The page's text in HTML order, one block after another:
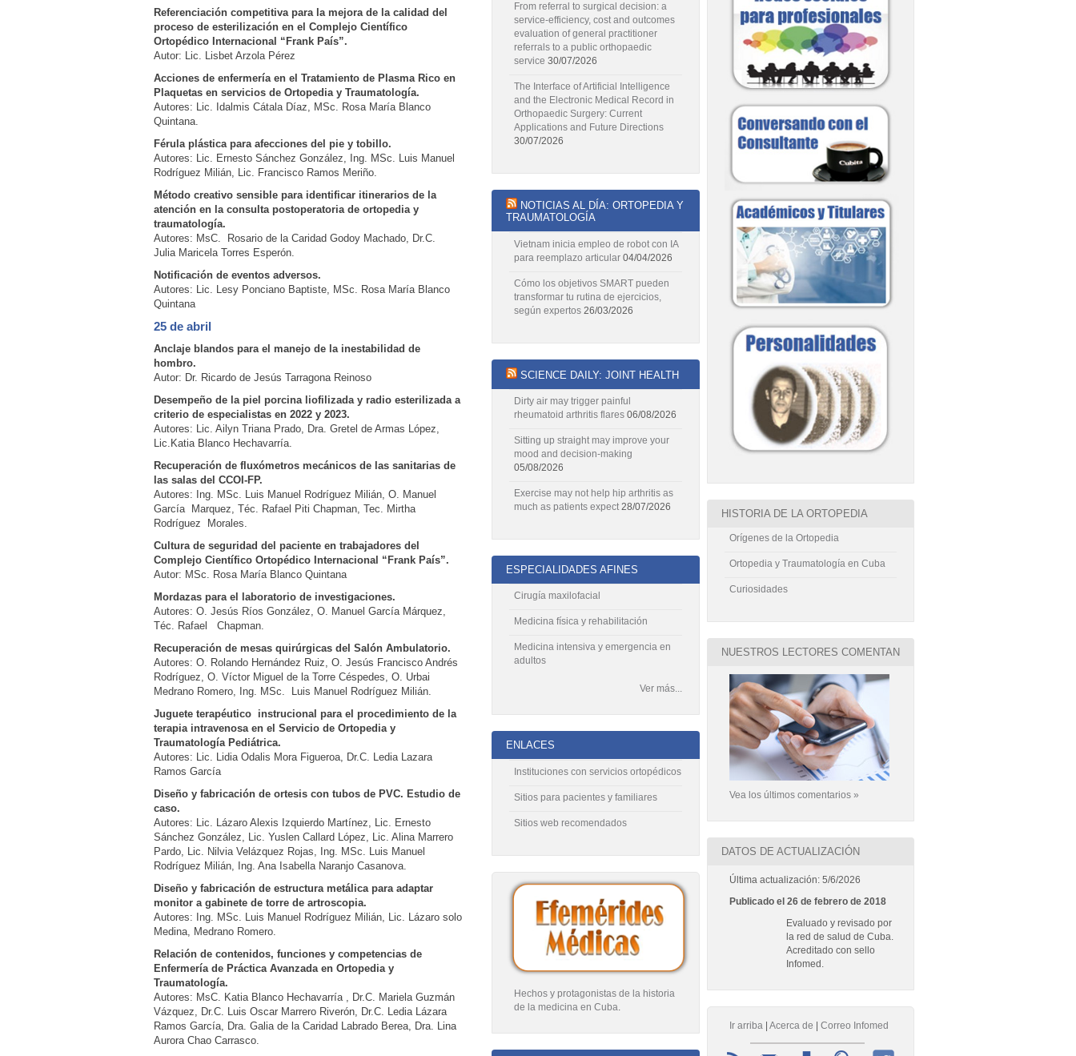
Referenciación competitiva para la mejora de la calidad del
proceso de esterilización en el Complejo Científico
Ortopédico Internacional “Frank País”.
Autor: Lic. Lisbet Arzola Pérez
Acciones de enfermería en el Tratamiento de Plasma Rico en
Plaquetas en servicios de Ortopedia y Traumatología.
Autores: Lic. Idalmis Cátala Díaz, MSc. Rosa María Blanco
Quintana.
Férula plástica para afecciones del pie y tobillo.
Autores: Lic. Ernesto Sánchez González, Ing. MSc. Luis Manuel
Rodríguez Milián, Lic. Francisco Ramos Meriño.
Método creativo sensible para identificar itinerarios de la
atención en la consulta postoperatoria de ortopedia y
traumatología.
Autores: MsC. Rosario de la Caridad Godoy Machado, Dr.C.
Julia Maricela Torres Esperón.
Notificación de eventos adversos.
Autores: Lic. Lesy Ponciano Baptiste, MSc. Rosa María Blanco
Quintana
25 de abril
Anclaje blandos para el manejo de la inestabilidad de
hombro.
Autor: Dr. Ricardo de Jesús Tarragona Reinoso
Desempeño de la piel porcina liofilizada y radio esterilizada a
criterio de especialistas en 2022 y 2023.
Autores: Lic. Ailyn Triana Prado, Dra. Gretel de Armas López,
Lic.Katia Blanco Hechavarría.
Recuperación de fluxómetros mecánicos de las sanitarias de
las salas del CCOI-FP.
Autores: Ing. MSc. Luis Manuel Rodríguez Milián, O. Manuel
García Marquez, Téc. Rafael Piti Chapman, Tec. Mirtha
Rodríguez Morales.
Cultura de seguridad del paciente en trabajadores del
Complejo Científico Ortopédico Internacional “Frank País”.
Autor: MSc. Rosa María Blanco Quintana
Mordazas para el laboratorio de investigaciones.
Autores: O. Jesús Ríos González, O. Manuel García Márquez,
Téc. Rafael Chapman.
Recuperación de mesas quirúrgicas del Salón Ambulatorio.
Autores: O. Rolando Hernández Ruiz, O. Jesús Francisco Andrés
Rodríguez, O. Víctor Miguel de la Torre Céspedes, O. Urbai
Medrano Romero, Ing. MSc. Luis Manuel Rodríguez Milián.
Juguete terapéutico instrucional para el procedimiento de la
terapia intravenosa en el Servicio de Ortopedia y
Traumatología Pediátrica.
Autores: Lic. Lidia Odalis Mora Figueroa, Dr.C. Ledia Lazara
Ramos García
Diseño y fabricación de ortesis con tubos de PVC. Estudio de
caso.
Autores: Lic. Lázaro Alexis Izquierdo Martínez, Lic. Ernesto
Sánchez González, Lic. Yuslen Callard López, Lic. Alina Marrero
Pardo, Lic. Nilvia Velázquez Rojas, Ing. MSc. Luis Manuel
Rodríguez Milián, Ing. Ana Isabella Naranjo Casanova.
Diseño y fabricación de estructura metálica para adaptar
monitor a gabinete de torre de artroscopia.
Autores: Ing. MSc. Luis Manuel Rodríguez Milián, Lic. Lázaro solo
Medina, Medrano Romero.
Relación de contenidos, funciones y competencias de
Enfermería de Práctica Avanzada en Ortopedia y
Traumatología.
Autores: MsC. Katia Blanco Hechavarría , Dr.C. Mariela Guzmán
Vázquez, Dr.C. Luis Oscar Marrero Riverón, Dr.C. Ledia Lázara
Ramos García, Dra. Galia de la Caridad Labrado Berea, Dra. Lina
Aurora Chao Carrasco.
From referral to surgical decision: a
service-efficiency, cost and outcomes
evaluation of general practitioner
referrals to a public orthopaedic
service 30/07/2026
The Interface of Artificial Intelligence
and the Electronic Medical Record in
Orthopaedic Surgery: Current
Applications and Future Directions
30/07/2026
NOTICIAS AL DÍA: ORTOPEDIA Y
TRAUMATOLOGÍA
Vietnam inicia empleo de robot con IA
para reemplazo articular 04/04/2026
Cómo los objetivos SMART pueden
transformar tu rutina de ejercicios,
según expertos 26/03/2026
SCIENCE DAILY: JOINT HEALTH
Dirty air may trigger painful
rheumatoid arthritis flares 06/08/2026
Sitting up straight may improve your
mood and decision-making
05/08/2026
Exercise may not help hip arthritis as
much as patients expect 28/07/2026
ESPECIALIDADES AFINES
Cirugía maxilofacial
Medicina física y rehabilitación
Medicina intensiva y emergencia en
adultos
Ver más...
ENLACES
Instituciones con servicios ortopédicos
Sitios para pacientes y familiares
Sitios web recomendados
Hechos y protagonistas de la historia
de la medicina en Cuba.
HISTORIA DE LA ORTOPEDIA
Orígenes de la Ortopedia
Ortopedia y Traumatología en Cuba
Curiosidades
NUESTROS LECTORES COMENTAN
Vea los últimos comentarios »
DATOS DE ACTUALIZACIÓN
Última actualización: 5/6/2026
Publicado el 26 de febrero de 2018
Evaluado y revisado por
la red de salud de Cuba.
Acreditado con sello
Infomed.
Ir arriba Acerca de |Correo Infomed